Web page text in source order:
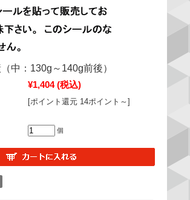
中：130g～140g前後）
¥1,404 (税込)
[ポイント還元 14ポイント～]
個